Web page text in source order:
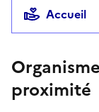
Accueil
proximité